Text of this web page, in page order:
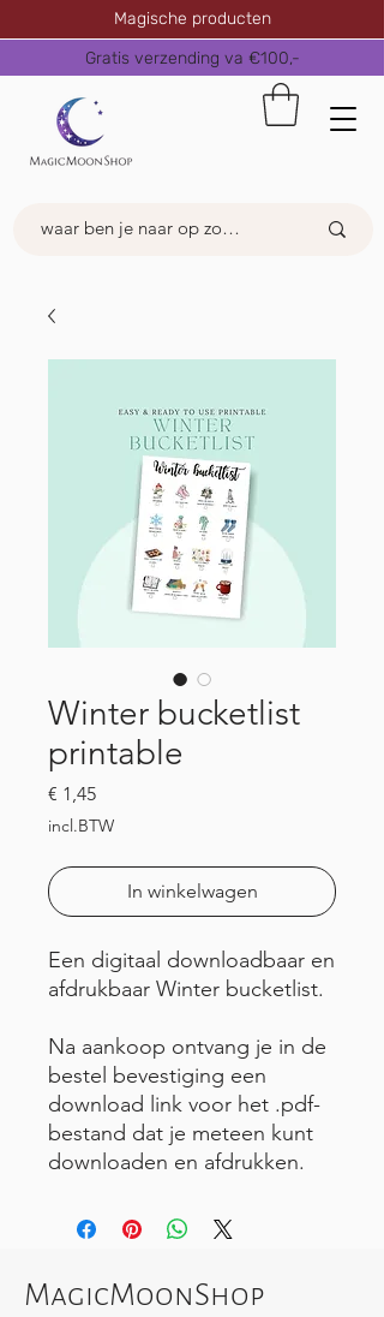
Magische producten
Gratis verzending va €100,-
Winter bucketlist
printable
€ 1,45Prijs
incl.BTW
In winkelwagen
Een digitaal downloadbaar en
afdrukbaar Winter bucketlist.
Na aankoop ontvang je in de
bestel bevestiging een
download link voor het .pdf-
bestand dat je meteen kunt
downloaden en afdrukken.
MagicMoonShop